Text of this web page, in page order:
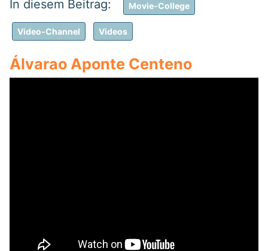
Movie-College
Video-Channel Videos
Álvarao Aponte Centeno